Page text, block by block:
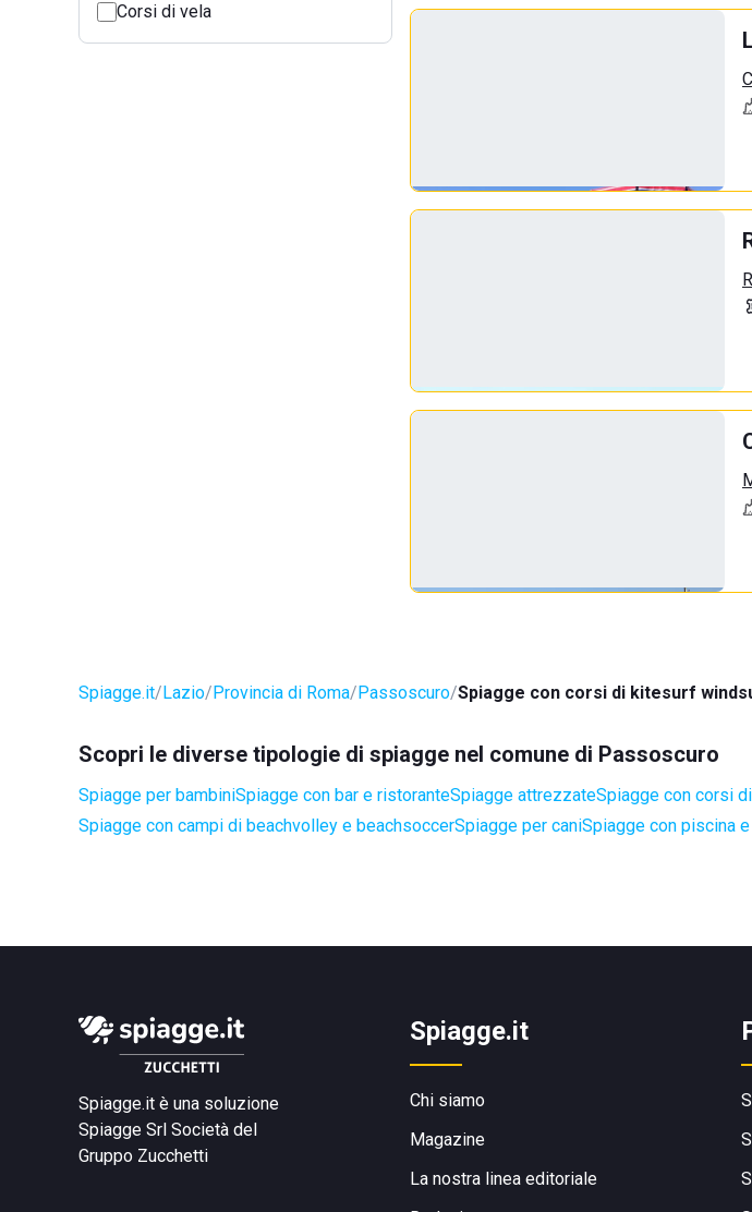
Corsi di vela
Spiagge.it Lazio Provincia di Roma Passoscuro Spiagge con corsi di kitesurf
Scopri le diverse tipologie di spiagge nel comune di Passoscuro
Spiagge per bambiniSpiagge con bar e ristoranteSpiagge attrezzateSpiagge con corsi
Spiagge con campi di beachvolley e beachsoccerSpiagge per caniSpiagge con piscina
Spiagge.it è una soluzione
Spiagge Srl Società del
Gruppo Zucchetti
Spiagge.it
Chi siamo
Magazine
La nostra linea editoriale